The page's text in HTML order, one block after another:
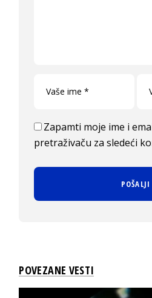
Zapamti moje ime i
pretraživaču za sledeći
POVEZANE VESTI